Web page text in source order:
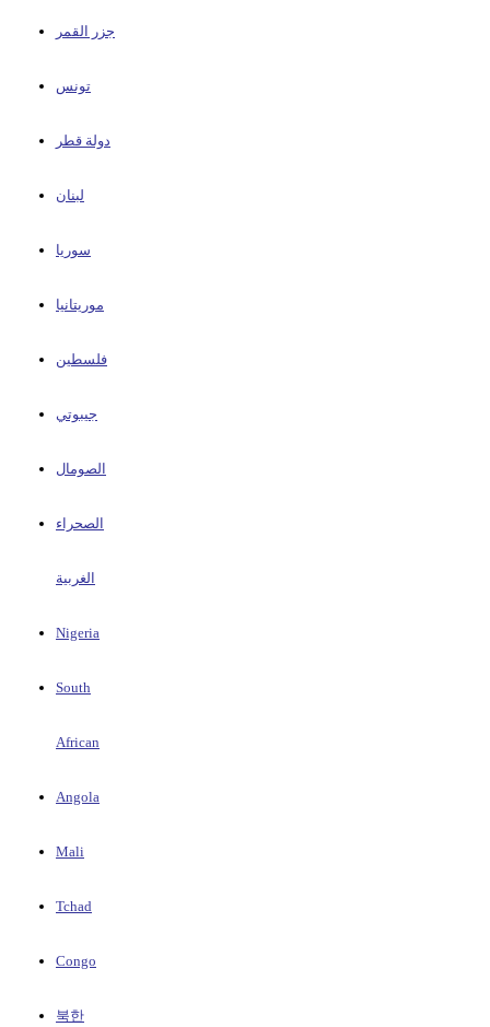
جزر القمر
تونس
دولة قطر
لبنان
سوريا
موريتانيا
فلسطين
جيبوتي
الصومال
الصحراء
الغربية
Nigeria
South
African
Angola
Mali
Tchad
Congo
북한